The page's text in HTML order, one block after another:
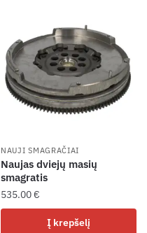
NAUJI SMAGRAČIAI
Naujas dviejų masių
smagratis
535.00€
Į krepšelį